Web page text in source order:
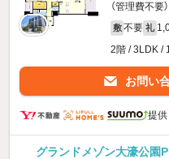
（管理費不要）
敷 不要 礼
2階 / 3LDK /
お問い
提供
グランドメゾン大濠公園